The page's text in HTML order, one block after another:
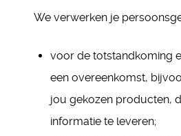
We verwerken je
voor de totstandkoming
een overeenkomst,
jou gekozen producten,
informatie te leveren;